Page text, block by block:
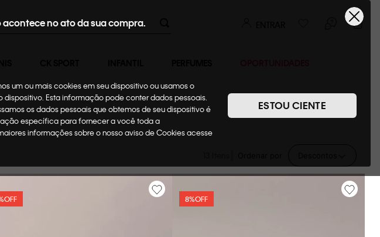
no ato da sua compra.
um ou mais cookies em seu dispositivo ou usamos o
Esta informação pode conter dados pessoais.
os dados pessoais que obtemos de seu dispositivo é
específica para fornecer a você toda a
informações sobre o nosso aviso de Cookies acesse
ESTOU CIENTE
OFF 8%OFF